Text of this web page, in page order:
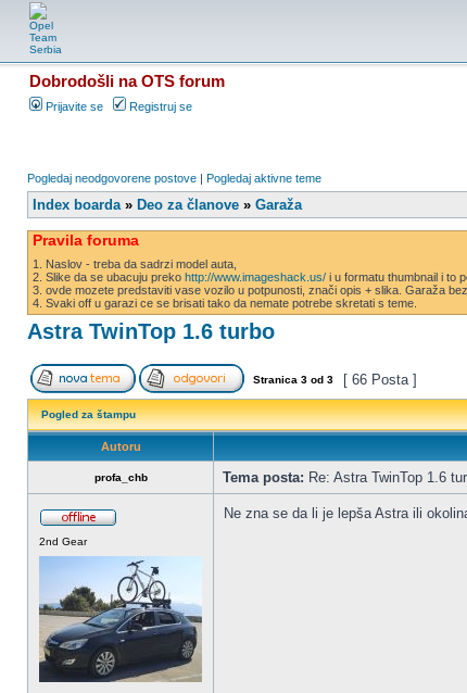
Dobrodošli na OTS forum
Prijavite se Registruj se
Pogledaj neodgovorene postove | Pogledaj aktivne teme
Index boarda» Deo za članove » Garaža
Pravila foruma
1. Naslov - treba da sadrzi model auta,
2. Slike da se ubacuju preko http://www.imageshack.us/ i u formatu thumbnail i to
3. ovde mozete predstaviti vase vozilo u potpunosti, znači opis + slika. Garaža
4. Svaki off u garazi ce se brisati tako da nemate potrebe skretati s teme.
Astra TwinTop 1.6 turbo
Stranica 3 od 3 [ 66 Posta ]
Pogled za štampu
Autoru
profa_chb Tema posta: Re: Astra TwinTop 1.6
2nd Gear
Ne zna se da li je lepša Astra ili